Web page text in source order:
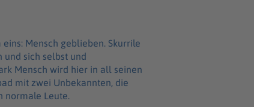
Mensch geblieben. Skurrile
sich selbst und
Mensch wird hier in all seinen
mit zwei Unbekannten, die
normale Leute.